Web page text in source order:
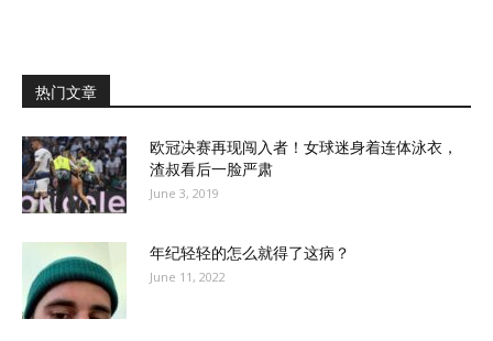
热门文章
欧冠决赛再现闯入者！女球迷身着连体泳衣，
渣叔看后一脸严肃
June 3, 2019
年纪轻轻的怎么就得了这病？
June 11, 2022